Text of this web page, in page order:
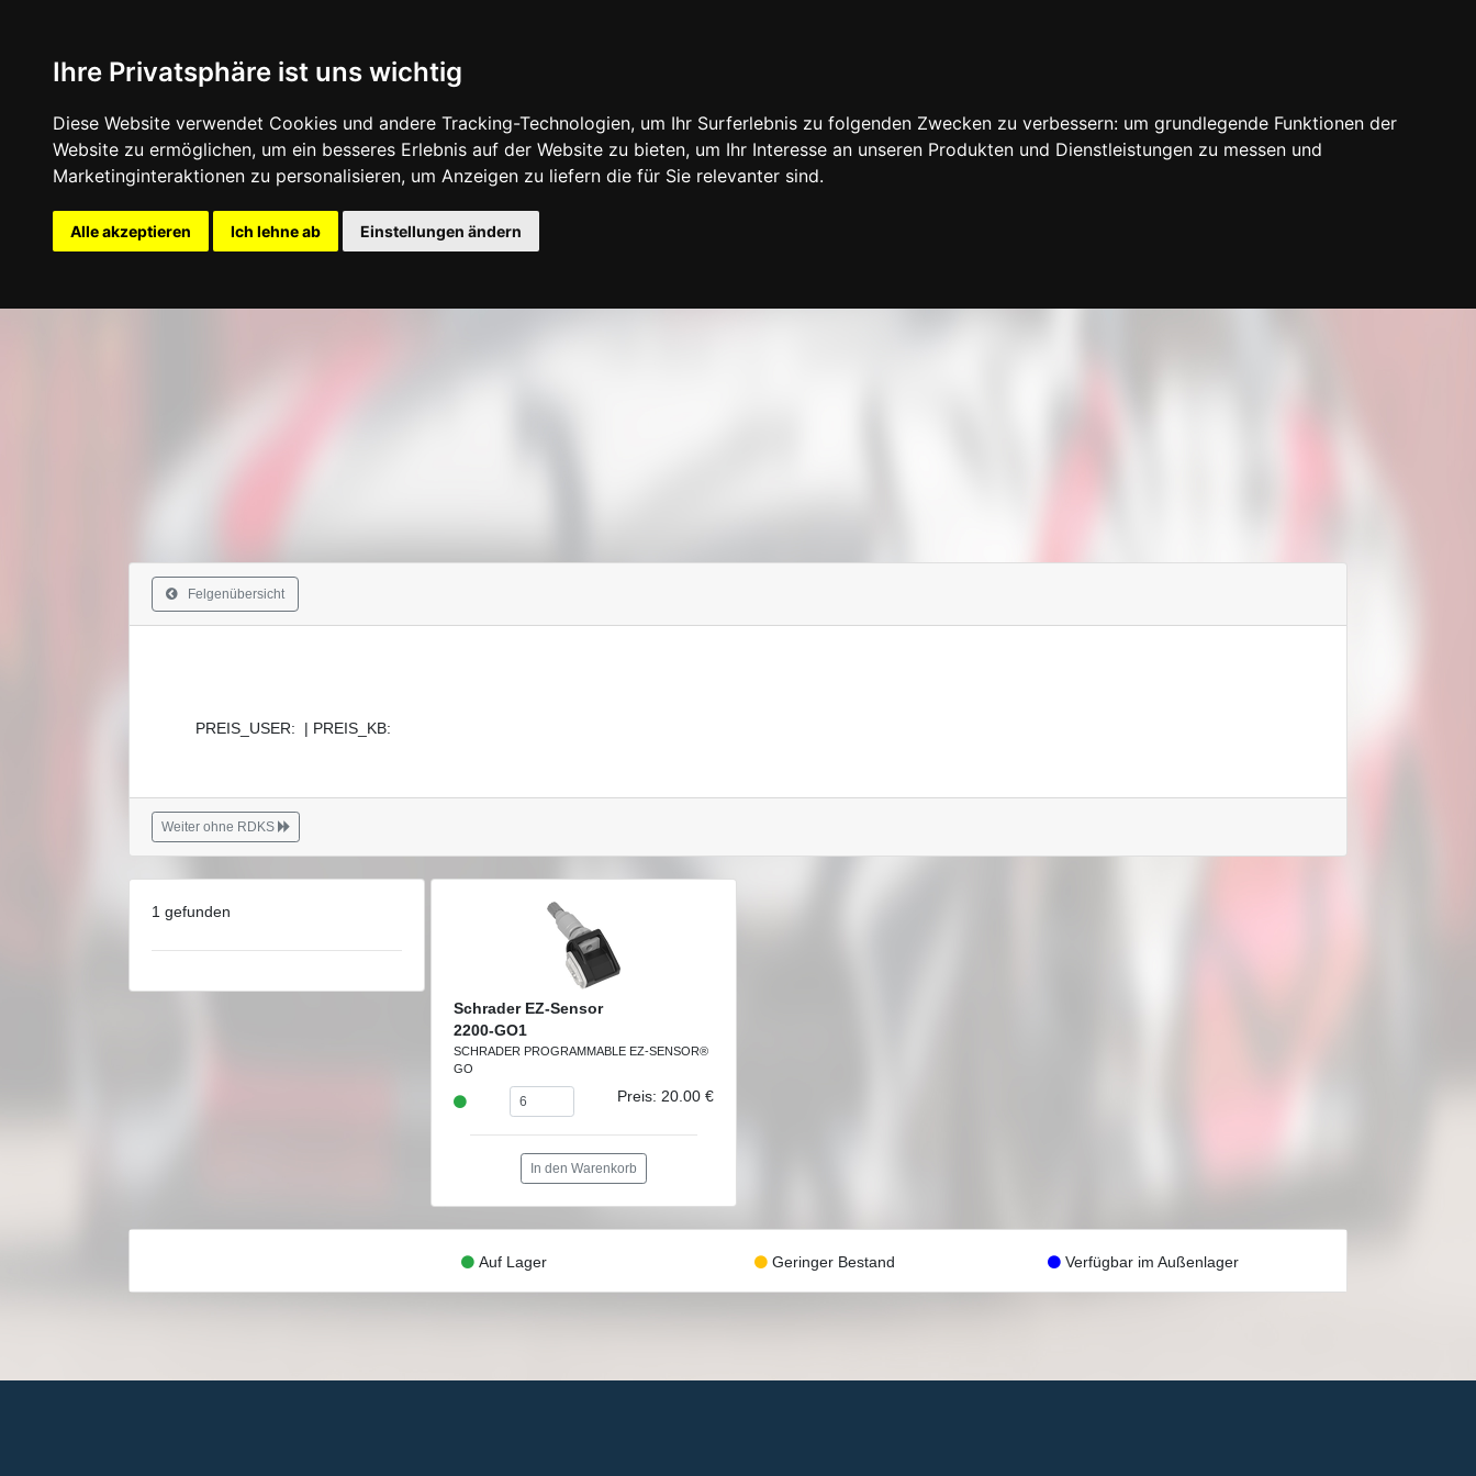
Ihre Privatsphäre ist uns wichtig
Diese Website verwendet Cookies und andere Tracking-Technologien, um Ihr Surferlebnis zu folgenden Zwecken zu verbessern: um grundlegende Funktionen der
Website zu ermöglichen, um ein besseres Erlebnis auf der Website zu bieten, um Ihr Interesse an unseren Produkten und Dienstleistungen zu messen und
Marketinginteraktionen zu personalisieren, um Anzeigen zu liefern die für Sie relevanter sind.
Alle akzeptieren Ich lehne ab Einstellungen ändern
Startseite Konfigurator Felgen Reifensuche
Felgenübersicht
PREIS_USER: | PREIS_KB:
Weiter ohne RDKS
1 gefunden
Schrader EZ-Sensor
2200-GO1
SCHRADER PROGRAMMABLE EZ-SENSOR®
GO
Preis: 20.00 €
In den Warenkorb
Auf Lager Geringer Bestand Verfügbar im Außenlager